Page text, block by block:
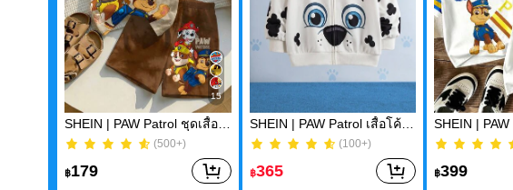
15
(500+)
฿179
SHEIN | PAW Patrol เสื้อโค้ทมีฮู้ดแขนยาวพิมพ์ลายการ์ตูนสุนัขน่ารักสำหรับเด็กผู้ชาย, เหมาะสำหรับฤดูใบไม้ผลิและฤดูใบไม้ร่วง
(100+)
฿365 ฿399